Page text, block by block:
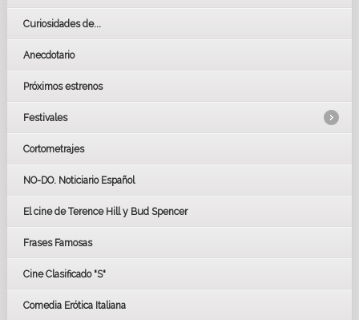
Curiosidades de...
Anecdotario
Próximos estrenos
Festivales
LOS OSCARS
GOYAS
BAFTA
Cortometrajes
NO-DO. Noticiario Español
El cine de Terence Hill y Bud Spencer
Frases Famosas
Cine Clasificado "S"
Comedia Erótica Italiana